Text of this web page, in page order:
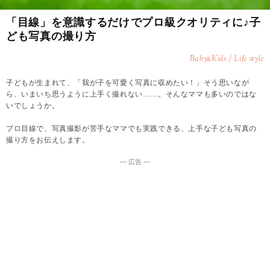
「目線」を意識するだけでプロ級クオリティに♪子
ども写真の撮り方
Baby&Kids / Life style
子どもが生まれて、「我が子を可愛く写真に収めたい！」そう思いなが
ら、いまいち思うように上手く撮れない……。そんなママも多いのではな
いでしょうか。
プロ目線で、写真撮影が苦手なママでも実践できる、上手な子ども写真の
撮り方をお伝えします。
― 広告 ―